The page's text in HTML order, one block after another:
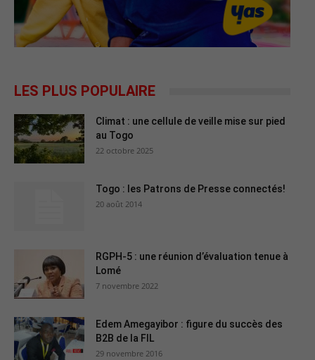
LES PLUS POPULAIRE
Climat : une cellule de veille mise sur pied
au Togo
22 octobre 2025
Togo : les Patrons de Presse connectés!
20 août 2014
RGPH-5 : une réunion d’évaluation tenue à
Lomé
7 novembre 2022
Edem Amegayibor : figure du succès des
B2B de la FIL
29 novembre 2016